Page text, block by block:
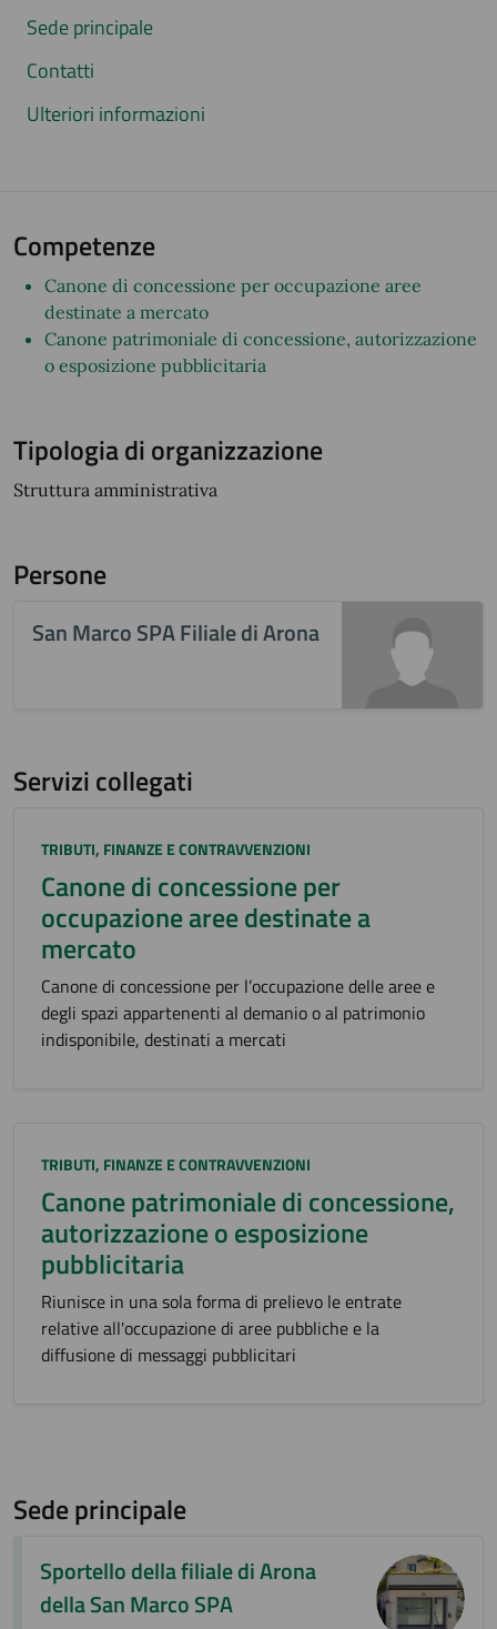
Sede principale
Contatti
Ulteriori informazioni
Competenze
Canone di concessione per occupazione aree
destinate a mercato
Canone patrimoniale di concessione, autorizzazione
o esposizione pubblicitaria
Tipologia di organizzazione
Struttura amministrativa
Persone
San Marco SPA Filiale di Arona
Servizi collegati
Categoria:
TRIBUTI, FINANZE E CONTRAVVENZIONI
Canone di concessione per
occupazione aree destinate a
mercato
Canone di concessione per l’occupazione delle aree e
degli spazi appartenenti al demanio o al patrimonio
indisponibile, destinati a mercati
Categoria:
TRIBUTI, FINANZE E CONTRAVVENZIONI
Canone patrimoniale di concessione,
autorizzazione o esposizione
pubblicitaria
Riunisce in una sola forma di prelievo le entrate
relative all'occupazione di aree pubbliche e la
diffusione di messaggi pubblicitari
Sede principale
Sportello della filiale di Arona
della San Marco SPA